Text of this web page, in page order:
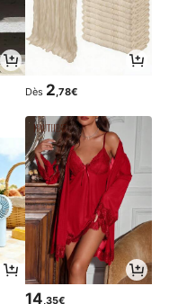
Dès 2,78€
14,35€